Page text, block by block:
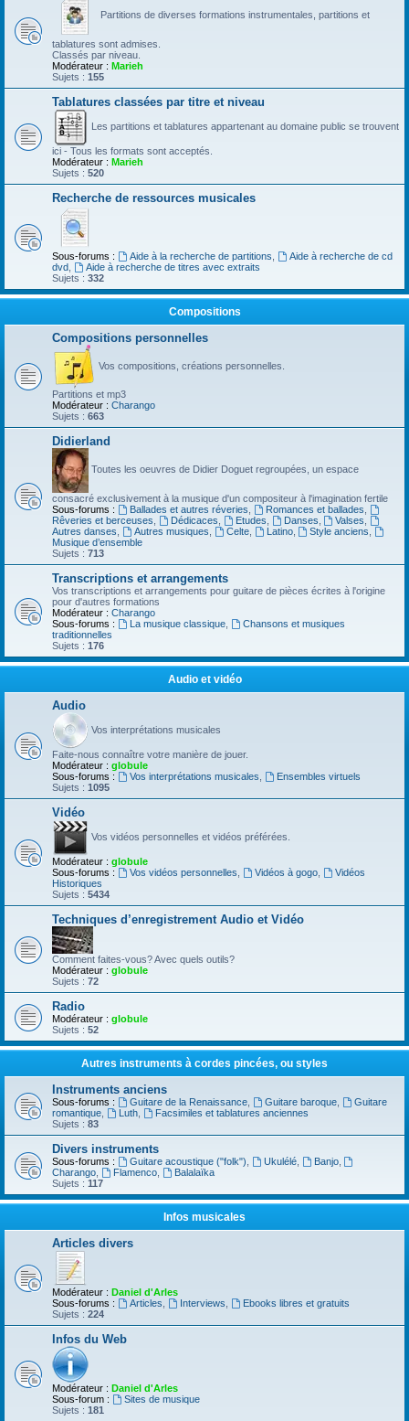
Partitions de diverses formations instrumentales, partitions et
tablatures sont admises.
Classés par niveau.
Modérateur : Marieh
Sujets : 155
Tablatures classées par titre et niveau
Les partitions et tablatures appartenant au domaine public se trouvent
ici - Tous les formats sont acceptés.
Modérateur : Marieh
Sujets : 520
Recherche de ressources musicales
Sous-forums : Aide à la recherche de partitions
Aide à recherche de cd
dvd
Aide à recherche de titres avec extraits
Sujets : 332
Compositions
Compositions personnelles
Vos compositions, créations personnelles.
Partitions et mp3
Modérateur : Charango
Sujets : 663
Didierland
Toutes les oeuvres de Didier Doguet regroupées, un espace
consacré exclusivement à la musique d'un compositeur à l'imagination fertile
Sous-forums :
Ballades et autres réveries Romances et ballades
Rêveries et berceuses
Dédicaces Etudes Danses Valses
Autres danses
Autres musiques Celte, Latino, Style anciens
Musique d’ensemble
Sujets : 713
Transcriptions et arrangements
Vos transcriptions et arrangements pour guitare de pièces écrites à l'origine
pour d'autres formations
Modérateur : Charango
Sous-forums :
La musique classique,
Chansons et musiques
traditionnelles
Sujets : 176
Audio et vidéo
Audio
Vos interprétations musicales
Faite-nous connaître votre manière de jouer.
Modérateur : globule
Sous-forums :
Vos interprétations musicales
Ensembles virtuels
Sujets : 1095
Vidéo
Vos vidéos personnelles et vidéos préférées.
Modérateur : globule
Sous-forums :
Vos vidéos personnelles Vidéos à gogo,
Vidéos
Historiques
Sujets : 5434
Techniques d’enregistrement Audio et Vidéo
Comment faites-vous? Avec quels outils?
Modérateur : globule
Sujets : 72
Radio
Modérateur : globule
Sujets : 52
Autres instruments à cordes pincées, ou styles
Instruments anciens
Sous-forums : Guitare de la Renaissance, Guitare baroque,
Guitare
romantique
Luth,
Facsimiles et tablatures anciennes
Sujets : 83
Divers instruments
Sous-forums : Guitare acoustique ("folk") Ukulélé, Banjo,
Charango
Flamenco,
Balalaïka
Sujets : 117
Infos musicales
Articles divers
Modérateur : Daniel d'Arles
Sous-forums :
Articles Interviews
Ebooks libres et gratuits
Sujets : 224
Infos du Web
Modérateur : Daniel d'Arles
Sous-forum :
Sites de musique
Sujets : 181